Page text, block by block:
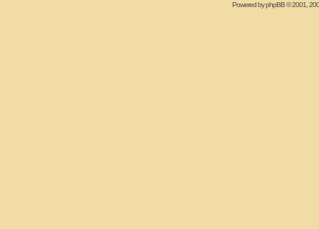
Powered byphpBB© 2001,